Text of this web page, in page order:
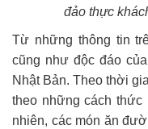
đảo thực
Từ những thông tin
cũng như độc đáo
Nhật Bản. Theo thời
theo những cách thức
nhiên, các món ăn